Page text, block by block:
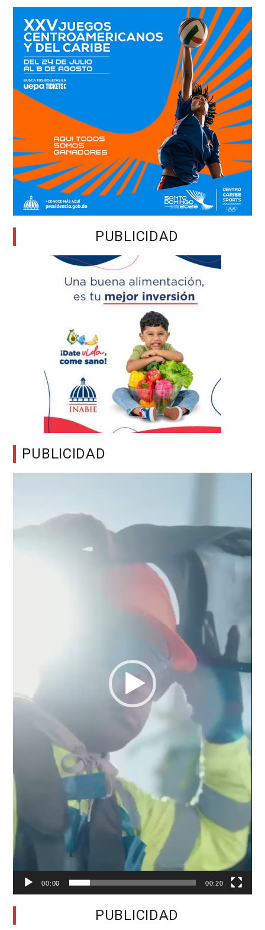
PUBLICIDAD
PUBLICIDAD
00:00 00:20
PUBLICIDAD